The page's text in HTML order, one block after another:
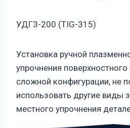
УДГ3-200 (TIG-315)
Установка ручной
упрочнения
сложной конфигурации, не
использовать другие виды
местного упрочнения